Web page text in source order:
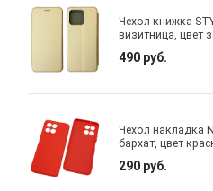
Чехол книжка
визитница, цвет
490 руб.
Чехол накладка
бархат, цвет
290 руб.